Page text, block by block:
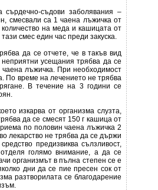
съдови заболявания –
смесвали са 1 чаена лъжичка от
на меда и кашицата от
смес един час преди закуска.
да се отчете, че в такъв вид
усещания трябва да се
лъжичка. При необходимост
По време на лечението не трябва
В течение на 3 години се
изкарва от организма слузта,
да се смесят 150 г кашица от
по половин чаена лъжичка 2
лекарство не трябва да се държи
предизвиква сълзливост,
голямо внимание, а да се
организмът в пълна степен се е
дни да се пие пресен сок от
разтворилата се благодарение